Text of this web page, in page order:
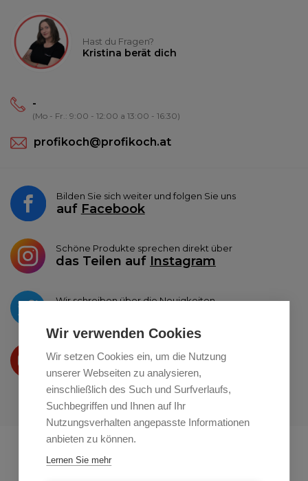
Wir verwenden Cookies
Wir setzen Cookies ein, um die Nutzung
unserer Webseiten zu analysieren,
einschließlich des Such und Surfverlaufs,
Suchbegriffen und Ihnen auf Ihr
Nutzungsverhalten angepasste Informationen
anbieten zu können.
Lernen Sie mehr
Hast du Fragen?
Kristina berät dich
-
(Mo - Fr.: 9:00 - 12:00 a 13:00 - 16:30)
profikoch@profikoch.at
Bilden Sie sich weiter und folgen Sie uns
auf Facebook
Schöne Produkte sprechen direkt über
das Teilen auf Instagram
Wir schreiben über die Neuigkeiten
Wir präsentieren Ihre produkte
Youtube
Profikuchar.sk